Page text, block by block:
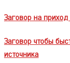
Заговор на
Заговор чтобы
источника